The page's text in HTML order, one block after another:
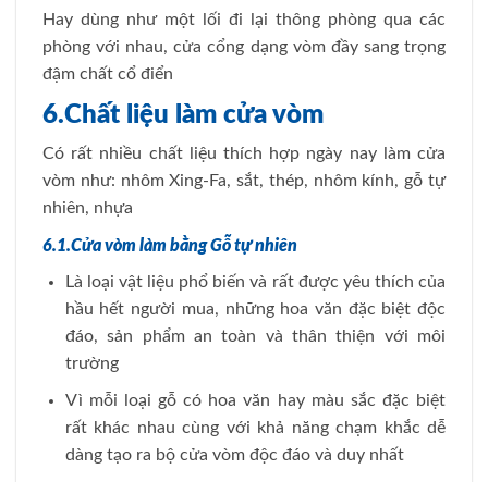
Hay dùng như một lối đi lại thông phòng qua các
phòng với nhau, cửa cổng dạng vòm đầy sang trọng
đậm chất cổ điển
6.Chất liệu làm cửa vòm
Có rất nhiều chất liệu thích hợp ngày nay làm cửa
vòm như: nhôm Xing-Fa, sắt, thép, nhôm kính, gỗ tự
nhiên, nhựa
6.1.Cửa vòm làm bằng Gỗ tự nhiên
Là loại vật liệu phổ biến và rất được yêu thích của
hầu hết người mua, những hoa văn đặc biệt độc
đáo, sản phẩm an toàn và thân thiện với môi
trường
Vì mỗi loại gỗ có hoa văn hay màu sắc đặc biệt
rất khác nhau cùng với khả năng chạm khắc dễ
dàng tạo ra bộ cửa vòm độc đáo và duy nhất